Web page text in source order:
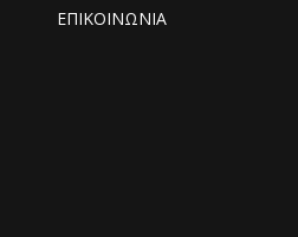
ΕΠΙΚΟΙΝΩΝΙΑ